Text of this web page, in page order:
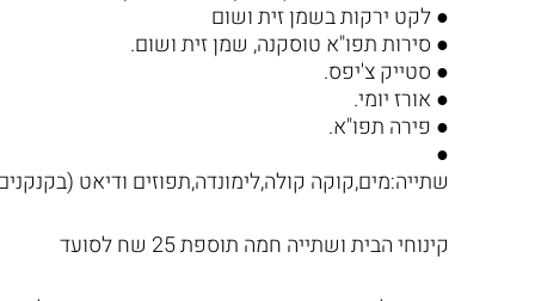
● לקט ירקות בשמן זית ושום
● סירות תפו"א טוסקנה, שמן זית ושום.
● סטייק צ'יפס.
● אורז יומי.
● פירה תפו"א.
●
שתייה:מים,קוקה קולה,לימונדה,תפוזים ודיאט
קינוחי הבית ושתייה חמה תוספת 25 שח לסועד